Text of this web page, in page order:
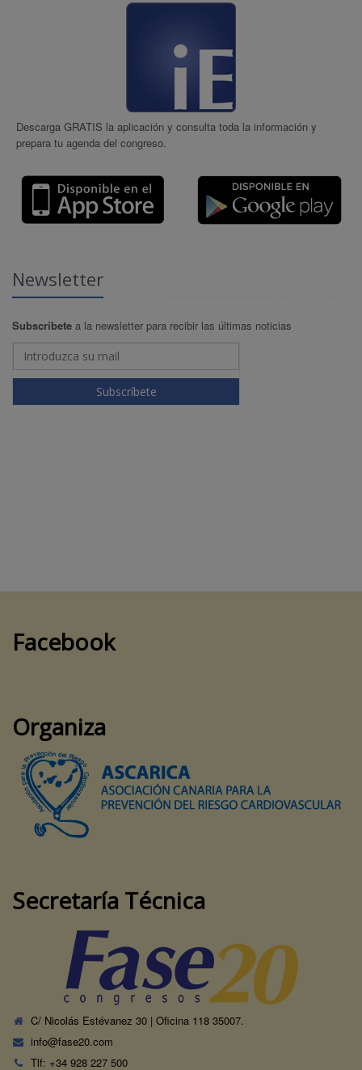
Descarga GRATIS la aplicación y consulta toda la información y
prepara tu agenda del congreso.
Newsletter
Subscríbete a la newsletter para recibir las últimas noticias
Subscríbete
Facebook
Organiza
Secretaría Técnica
C/ Nicolás Estévanez 30 | Oficina 118 35007.
info@fase20.com
Tlf: +34 928 227 500